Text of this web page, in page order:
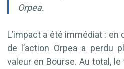
Orpea.
L’impact a été immédiat :
de l’action Orpea a perdu
valeur en Bourse. Au total,